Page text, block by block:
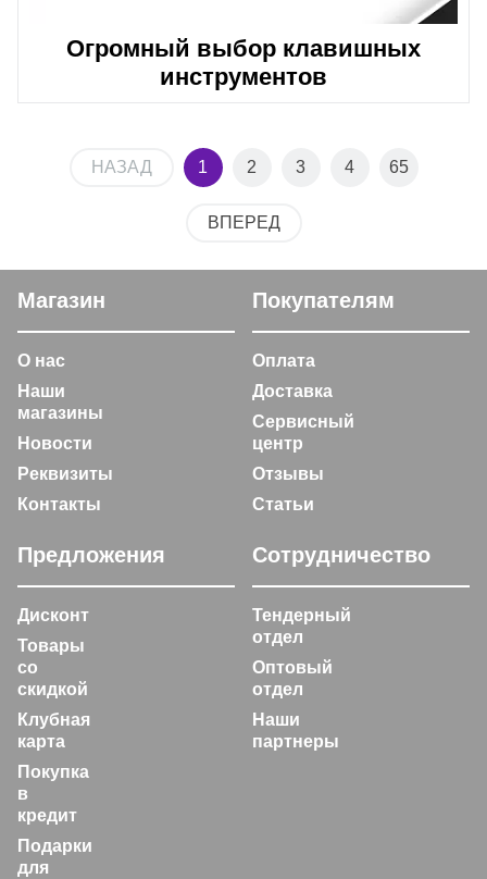
Огромный выбор клавишных
инструментов
НАЗАД 1 2 3 4 65
ВПЕРЕД
Магазин
О нас
Наши
магазины
Новости
Реквизиты
Контакты
Покупателям
Оплата
Доставка
Сервисный
центр
Отзывы
Статьи
Предложения
Дисконт
Товары
со
скидкой
Клубная
карта
Покупка
в
кредит
Подарки
для
Сотрудничество
Тендерный
отдел
Оптовый
отдел
Наши
партнеры